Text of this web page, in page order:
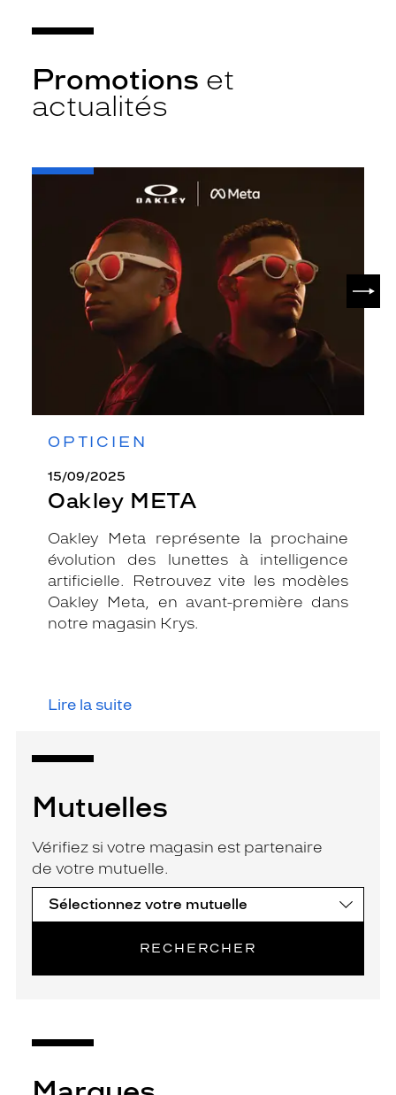
Promotions et
actualités
OPTICIEN
15/09/2025
Oakley META
Oakley Meta représente la prochaine
évolution des lunettes à intelligence
artificielle. Retrouvez vite les modèles
Oakley Meta, en avant-première dans
notre magasin Krys.
Lire la suite
-
Mutuelles
Vérifiez si votre magasin est partenaire
de votre mutuelle.
RECHERCHER